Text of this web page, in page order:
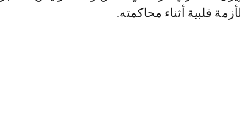
قلبية أثناء محاكمته.